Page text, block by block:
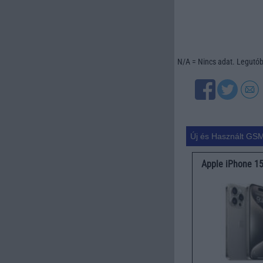
N/A = Nincs adat.
Új és Használt
Apple iPhone